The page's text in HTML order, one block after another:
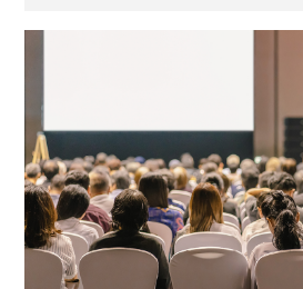
境外不可撤銷信託，達成合
之雙重目標。誠摯邀請業界
踴躍參與，一同掌握跨境財